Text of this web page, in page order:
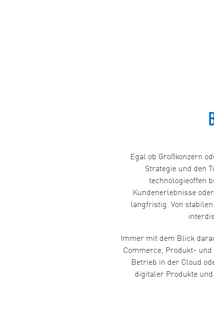
Egal ob Großkonzern
Strategie und den
technologieoffen
Kundenerlebnisse
langfristig. Von
Immer mit dem Blick
Commerce, Produkt-
Betrieb in der Cloud
digitaler Produkte und